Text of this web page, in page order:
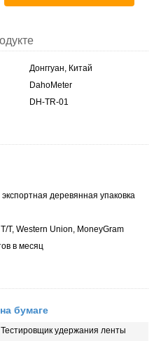
Донггуан, Китай
DahoMeter
DH-TR-01
деревянная упаковка
T/T, Western Union, MoneyGram
в месяц
бумаге
Тестировщик удержания ленты